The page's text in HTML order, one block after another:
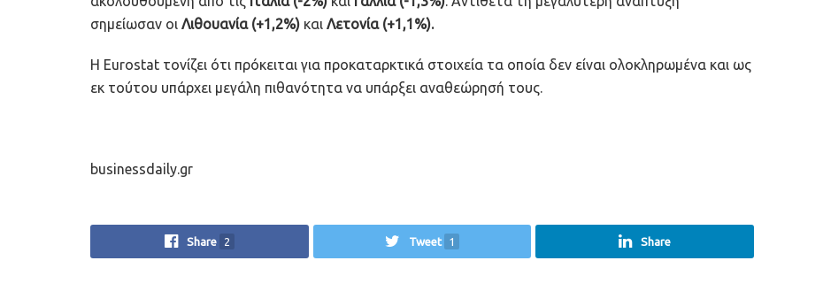
σημείωσαν οι Λιθουανία (+1,2%) και Λετονία (+1,1%).
Η Eurostat τονίζει ότι πρόκειται για προκαταρκτικά στοιχεία τα οποία δεν είναι ολοκληρωμένα και ως
εκ τούτου υπάρχει μεγάλη πιθανότητα να υπάρξει αναθεώρησή τους.
businessdaily.gr
Share 2 Tweet 1 Share